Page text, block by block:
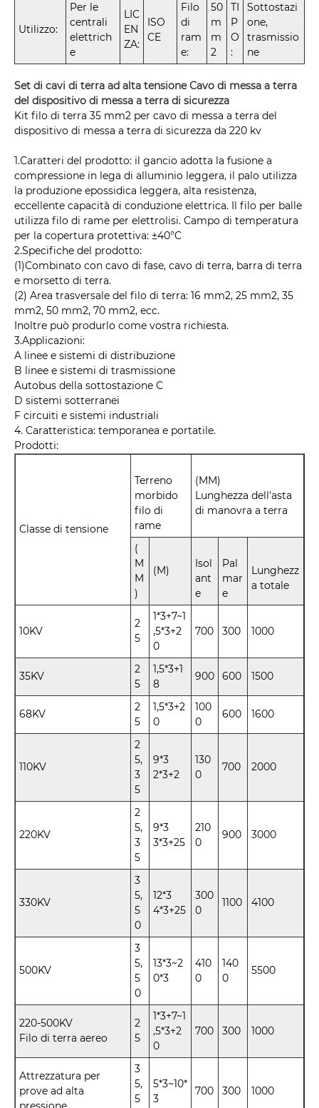
Utilizzo:
Per le
centrali
elettrich
e
LIC
EN
ZA:
ISO
CE
Filo
di
ram
e:
50
m
m
2
TI
P
O
:
Sottostazi
one,
trasmissio
ne
Set di cavi di terra ad alta tensione Cavo di messa a terra
del dispositivo di messa a terra di sicurezza
Kit filo di terra 35 mm2 per cavo di messa a terra del
dispositivo di messa a terra di sicurezza da 220 kv
1.Caratteri del prodotto: il gancio adotta la fusione a
compressione in lega di alluminio leggera, il palo utilizza
la produzione epossidica leggera, alta resistenza,
eccellente capacità di conduzione elettrica. Il filo per balle
utilizza filo di rame per elettrolisi. Campo di temperatura
per la copertura protettiva: ±40°C
2.Specifiche del prodotto:
(1)Combinato con cavo di fase, cavo di terra, barra di terra
e morsetto di terra.
(2) Area trasversale del filo di terra: 16 mm2, 25 mm2, 35
mm2, 50 mm2, 70 mm2, ecc.
Inoltre può produrlo come vostra richiesta.
3.Applicazioni:
A linee e sistemi di distribuzione
B linee e sistemi di trasmissione
Autobus della sottostazione C
D sistemi sotterranei
F circuiti e sistemi industriali
4. Caratteristica: temporanea e portatile.
Prodotti:
Classe di tensione
Terreno
morbido
filo di
rame
(MM)
Lunghezza dell'asta
di manovra a terra
(
M
M
)
(M)
Isol
ant
e
Pal
mar
e
Lunghezz
a totale
10KV
2
5
1*3+7~1
,5*3+2
0
700 300 1000
35KV
2
5
1,5*3+1
8
900 600 1500
68KV
2
5
1,5*3+2
0
100
0
600 1600
110KV
2
5,
3
5
9*3
2*3+2
130
0
700 2000
220KV
2
5,
3
5
9*3
3*3+25
210
0
900 3000
330KV
3
5,
5
0
12*3
4*3+25
300
0
1100 4100
500KV
3
5,
5
0
13*3~2
0*3
410
0
140
0
5500
220-500KV
Filo di terra aereo
2
5
1*3+7~1
,5*3+2
0
700 300 1000
Attrezzatura per
prove ad alta
3
5,
5
5*3~10*
3
700 300 1000